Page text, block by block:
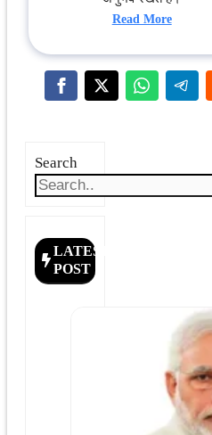
Read More
Search
LATEST
POST